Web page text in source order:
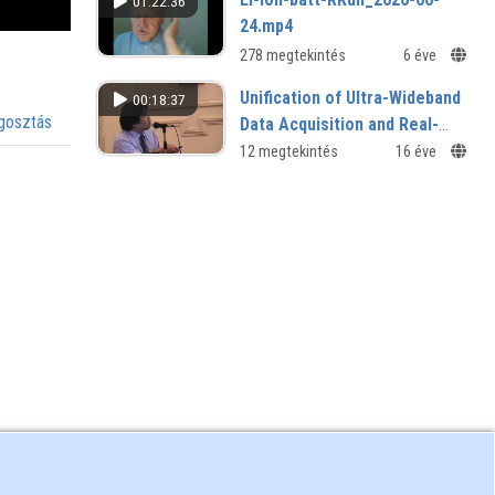
24.mp4
278 megtekintés 6 éve
00:18:37
Unification of Ultra-Wideband
Data Acquisition and Real-
Time Monitoring in LHD
12 megtekintés 16 éve